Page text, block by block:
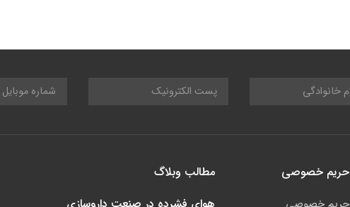
حریم خصوصی
مطالب وبلاگ